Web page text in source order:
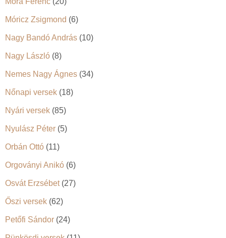
Móricz Zsigmond (6)
Nagy Bandó András (10)
Nagy László (8)
Nemes Nagy Ágnes (34)
Nőnapi versek (18)
Nyári versek (85)
Nyulász Péter (5)
Orbán Ottó (11)
Orgoványi Anikó (6)
Osvát Erzsébet(27)
Őszi versek (62)
Petőfi Sándor (24)